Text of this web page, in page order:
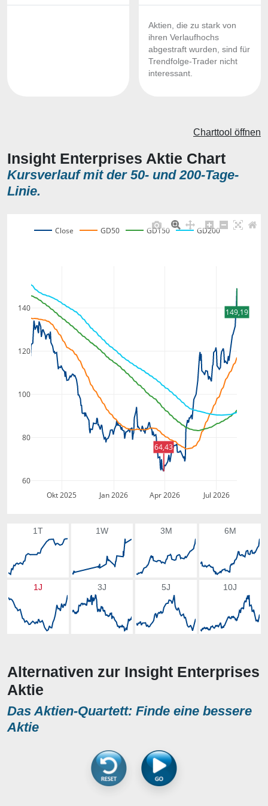
Aktien, die zu stark von
ihren Verlaufhochs
abgestraft wurden, sind für
Trendfolge-Trader nicht
interessant.
Insight Enterprises Aktie Chart
Kursverlauf mit der 50- und 200-Tage-
Linie.
Charttool öffnen
Okt 2025 Jan 2026 Apr 2026 Jul 2026
60
80
100
120
140
Close GD50 GD150 GD200
149,19
64,43
1T 1W 3M 6M
1J 3J 5J 10J
Alternativen zur Insight Enterprises
Aktie
Das Aktien-Quartett: Finde eine bessere
Aktie